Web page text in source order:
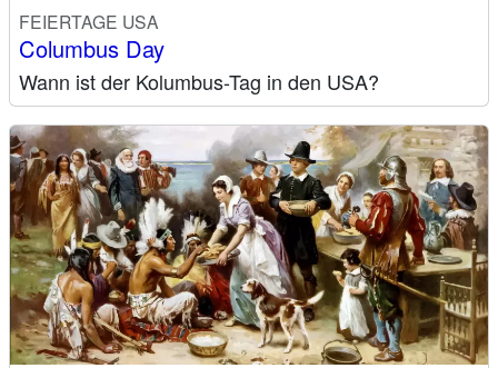
FEIERTAGE USA
Columbus Day
Wann ist der Kolumbus-Tag in den USA?